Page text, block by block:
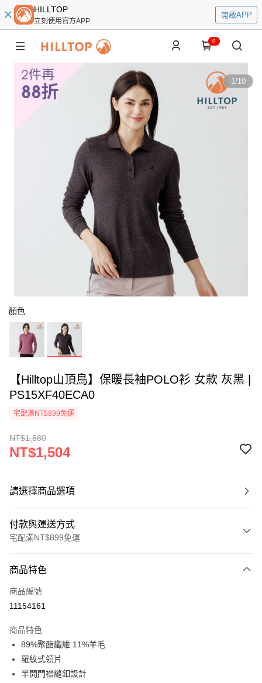
HILLTOP
立刻使用官方APP
開啟APP
0
1/10
顏色
【Hilltop山頂鳥】保暖長袖POLO衫 女款 灰黑 |
PS15XF40ECA0
宅配滿NT$899免運
NT$1,880
NT$1,504
請選擇商品選項
付款與運送方式
宅配滿NT$899免運
信用卡一次付款
LINE Pay
悠遊付
Google Pay
商品特色
商品編號
11154161
商品特色
89%聚酯纖維 11%羊毛
羅紋式領片
半開門襟縫釦設計